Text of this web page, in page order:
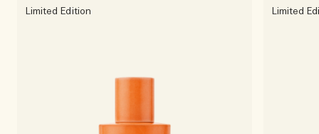
Limited Edition Limited